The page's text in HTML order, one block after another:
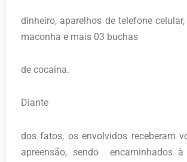
dinheiro, aparelhos de telefone
maconha e mais 03 buchas
de cocaína.
Diante
dos fatos, os envolvidos receberam
apreensão, sendo encaminhados à